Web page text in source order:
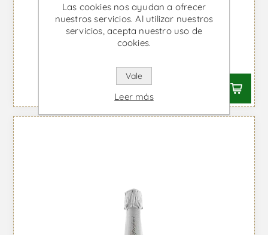
Ruinart Blanc de Blancs - Vino
Espumoso
Las cookies nos ayudan a ofrecer
nuestros servicios. Al utilizar nuestros
servicios, acepta nuestro uso de
cookies.
Vale
Leer más